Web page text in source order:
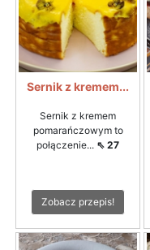
Sernik z kremem...
Sernik z kremem
pomarańczowym to
połączenie... ⇖ 27
Zobacz przepis!